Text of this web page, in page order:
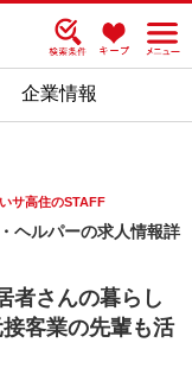
企業情報
サ高住のSTAFF
ヘルパーの求人情報詳
者さんの暮らし
客業の先輩も活